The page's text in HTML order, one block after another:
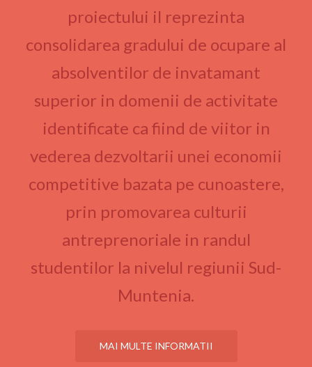
proiectului il reprezinta
consolidarea gradului de ocupare al
absolventilor de invatamant
superior in domenii de activitate
identificate ca fiind de viitor in
vederea dezvoltarii unei economii
competitive bazata pe cunoastere,
prin promovarea culturii
antreprenoriale in randul
studentilor la nivelul regiunii Sud-
Muntenia.
MAI MULTE INFORMATII